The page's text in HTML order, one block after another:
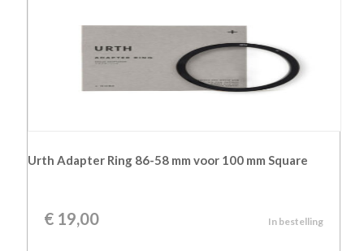
Urth Adapter Ring 86-58 mm voor 100 mm Square
€19,00 In bestelling